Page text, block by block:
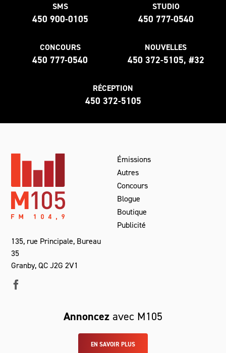
SMS
450 900-0105
STUDIO
450 777-0540
CONCOURS
450 777-0540
NOUVELLES
450 372-5105, #32
RÉCEPTION
450 372-5105
135, rue Principale, Bureau
35
Granby, QC J2G 2V1
Émissions
Autres
Concours
Blogue
Boutique
Publicité
Annoncez avec M105
EN SAVOIR PLUS